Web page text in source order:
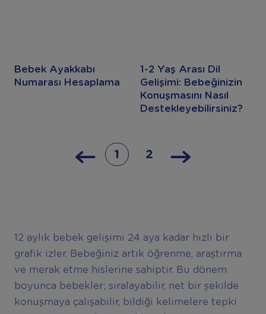
Bebek Ayakkabı
Numarası Hesaplama
1-2 Yaş Arası Dil
Gelişimi: Bebeğinizin
Konuşmasını Nasıl
Destekleyebilirsiniz?
1 2
12 aylık bebek gelişimi 24 aya kadar hızlı bir
grafik izler. Bebeğiniz artık öğrenme, araştırma
ve merak etme hislerine sahiptir. Bu dönem
boyunca bebekler; sıralayabilir, net bir şekilde
konuşmaya çalışabilir, bildiği kelimelere tepki